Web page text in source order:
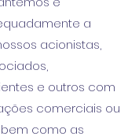
a
acionistas,
e outros com
comerciais ou
como as